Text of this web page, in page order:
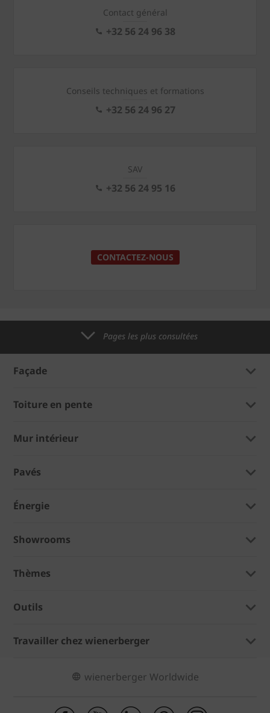
Contact général
+32 56 24 96 38
Conseils techniques et formations
+32 56 24 96 27
SAV
+32 56 24 95 16
CONTACTEZ-NOUS
Pages les plus consultées
Façade
Toiture en pente
Mur intérieur
Pavés
Énergie
Showrooms
Thèmes
Outils
Travailler chez wienerberger
wienerberger Worldwide